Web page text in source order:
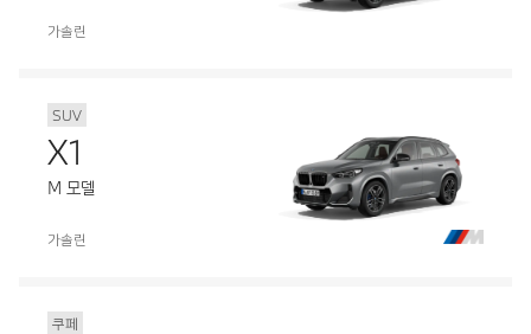
가솔린
SUV
X1
M 모델
가솔린
쿠페